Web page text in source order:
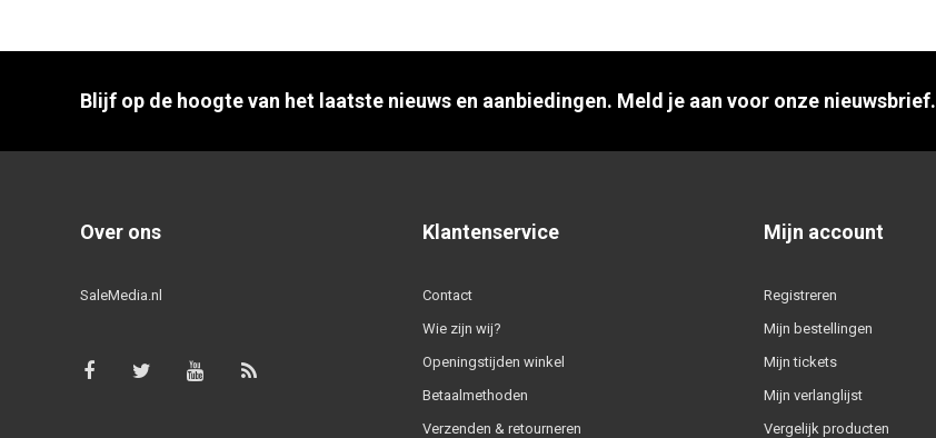
Blijf op de hoogte van het laatste nieuws en aanbiedingen. Meld je aan voor onze nieuwsbrief.
Over ons
SaleMedia.nl
Klantenservice
Contact
Wie zijn wij?
Openingstijden winkel
Betaalmethoden
Verzenden & retourneren
Mijn account
Registreren
Mijn bestellingen
Mijn tickets
Mijn verlanglijst
Vergelijk producten